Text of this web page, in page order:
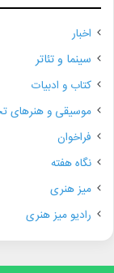
اخبار
سینما و تئاتر
کتاب و ادبیات
موسیقی و هنرهای
فراخوان
نگاه هفته
میز هنری
رادیو میز هنری